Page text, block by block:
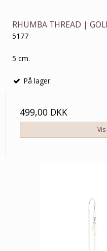
RHUMBA THREAD |
5177
5 cm.
På lager
499,00 DKK